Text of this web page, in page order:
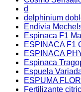
d
delphinium
Endivia
Espinaca F1
ESPINACA F1
ESPINACA
Espinaca
Espuela
ESPUMA
Fertilizante